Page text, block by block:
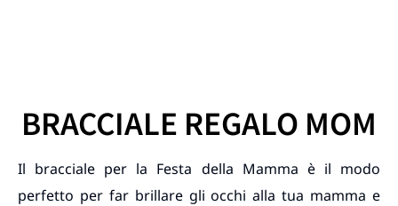
BRACCIALE REGALO MOM
Il bracciale per la Festa della Mamma è il modo
perfetto per far brillare gli occhi alla tua mamma e